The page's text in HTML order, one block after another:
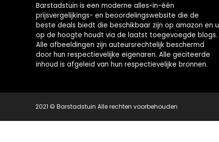
Barstadstuin is een moderne alles-in-één
prijsvergelijkings- en beoordelingswebsite die de
beste deals biedt die beschikbaar zijn op amazon en u
op de hoogte houdt via de laatst toegevoegde blogs.
Alle afbeeldingen zijn auteursrechtelijk beschermd
door hun respectievelijke eigenaren. Alle geciteerde
inhoud is afgeleid van hun respectievelijke bronnen.
2021 © Barstadstuin Alle rechten voorbehouden